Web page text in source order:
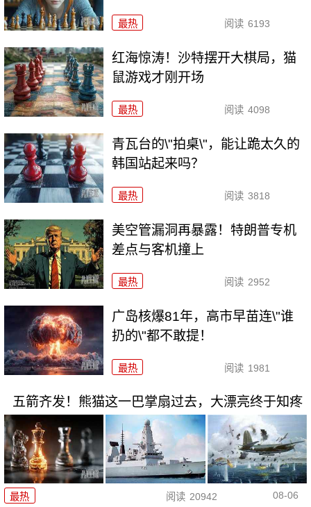
最热 阅读 6193
红海惊涛！沙特摆开大棋局，猫
鼠游戏才刚开场
最热 阅读 4098
青瓦台的\"拍桌\"，能让跪太久的
韩国站起来吗？
最热 阅读 3818
美空管漏洞再暴露！特朗普专机
差点与客机撞上
最热 阅读 2952
广岛核爆81年，高市早苗连\"谁
扔的\"都不敢提！
最热 阅读 1981
五箭齐发！熊猫这一巴掌扇过去，大漂亮终于知疼
最热 阅读 20942 08-06